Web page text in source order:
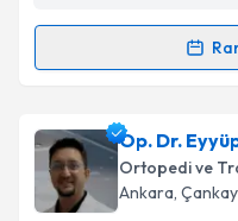
Randevu
Op. Dr. Bilgehan
talebi oluşturun. Size
için bir takvim
bilgilendireceğiz.
Op. Dr.
Ortopedi ve
Ankara,